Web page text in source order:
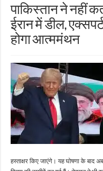
पाकिस्तान ने नहीं
ईरान में डील,
होगा आत्ममंथन
हस्ताक्षर किए जाएंगे। यह घोषणा के बाद